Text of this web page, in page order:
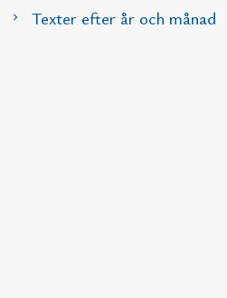
Texter efter år och månad